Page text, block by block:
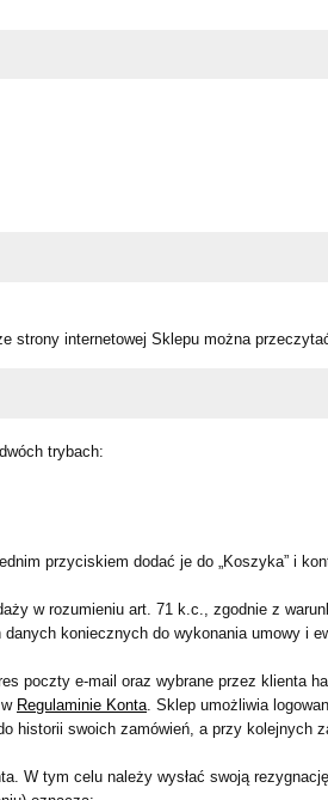
strony internetowej Sklepu można
trybach:
przyciskiem dodać je do „Koszyka” i
w rozumieniu art. 71 k.c., zgodnie z
koniecznych do wykonania umowy i
poczty e-mail oraz wybrane przez klienta
Regulaminie Konta . Sklep umożliwia
swoich zamówień, a przy kolejnych
tym celu należy wysłać swoją